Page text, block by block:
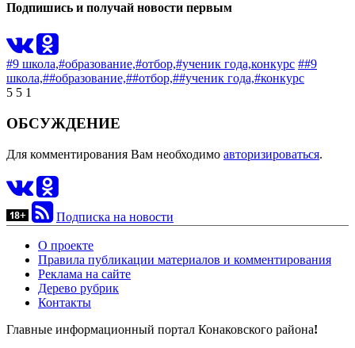
Подпишись и получай новости первым
#9 школа,#образование,#отбор,#ученик года,конкурс ##9
школа,##образование,##отбор,##ученик года,#конкурс
5 5 1
ОБСУЖДЕНИЕ
Для комментирования Вам необходимо авторизироваться.
Подписка на новости
О проекте
Правила публикации материалов и комментирования
Реклама на сайте
Дерево рубрик
Контакты
Главные информационный портал Конаковского района!